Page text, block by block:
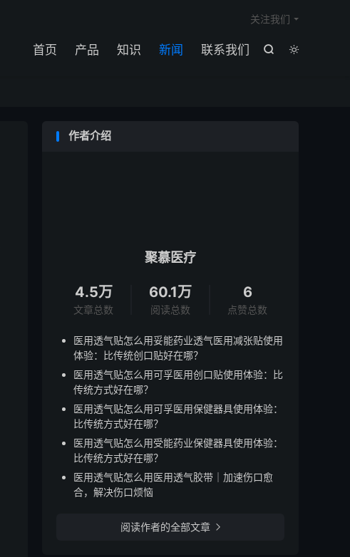


首页 产品 知识 新闻 联系我们
关注我们
作者介绍
聚慕医疗
4.5万
文章总数
60.1万
阅读总数
6
点赞总数
医用透气贴怎么用妥能药业透气医用减张贴使用
体验：比传统创口贴好在哪？
医用透气贴怎么用可孚医用创口贴使用体验：比
传统方式好在哪？
医用透气贴怎么用可孚医用保健器具使用体验：
比传统方式好在哪？
医用透气贴怎么用受能药业保健器具使用体验：
比传统方式好在哪？
医用透气贴怎么用医用透气胶带｜加速伤口愈
合，解决伤口烦恼
阅读作者的全部文章 